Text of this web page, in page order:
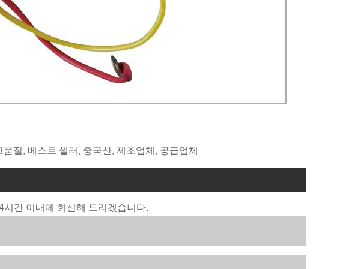
질, 베스트 셀러, 중국산, 제조업체, 공급업체
간 이내에 회신해 드리겠습니다.